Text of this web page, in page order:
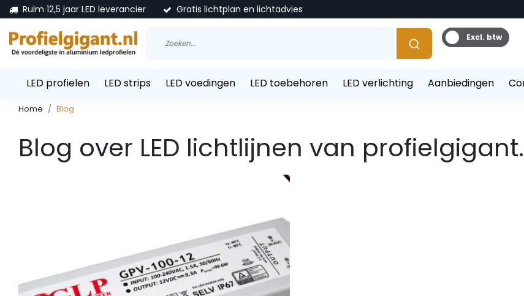
Ruim 12,5 jaar LED leverancier Gratis lichtplan en lichtadvies
Excl. btw
LED profielen LED strips LED voedingen LED toebehoren LED verlichting Aanbiedingen
Home Blog
Blog over LED lichtlijnen van